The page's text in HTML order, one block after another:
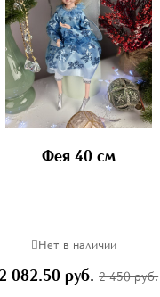
Фея 40 см
Нет в наличии
082.50 руб. 2 450 руб.